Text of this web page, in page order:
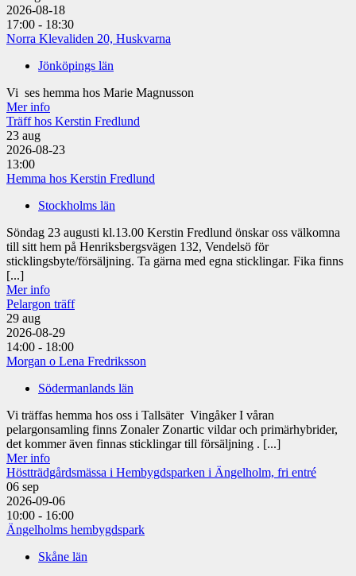
2026-08-18
17:00 - 18:30
Norra Klevaliden 20, Huskvarna
Jönköpings län
Vi ses hemma hos Marie Magnusson
Mer info
Träff hos Kerstin Fredlund
23 aug
2026-08-23
13:00
Hemma hos Kerstin Fredlund
Stockholms län
Söndag 23 augusti kl.13.00 Kerstin Fredlund önskar oss välkomna
till sitt hem på Henriksbergsvägen 132, Vendelsö för
sticklingsbyte/försäljning. Ta gärna med egna sticklingar. Fika finns
[...]
Mer info
Pelargon träff
29 aug
2026-08-29
14:00 - 18:00
Morgan o Lena Fredriksson
Södermanlands län
Vi träffas hemma hos oss i Tallsäter Vingåker I våran
pelargonsamling finns Zonaler Zonartic vildar och primärhybrider,
det kommer även finnas sticklingar till försäljning . [...]
Mer info
Höstträdgårdsmässa i Hembygdsparken i Ängelholm, fri entré
06 sep
2026-09-06
10:00 - 16:00
Ängelholms hembygdspark
Skåne län